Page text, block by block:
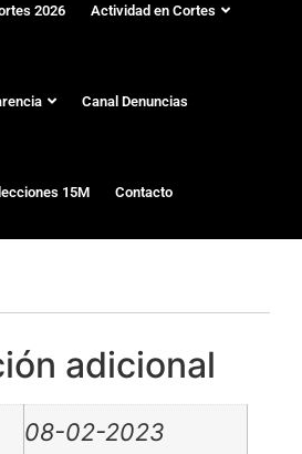
2026 Actividad en Cortes
Canal Denuncias
15M Contacto
adicional
08-02-2023